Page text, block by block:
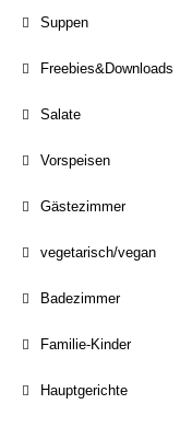
Suppen
Freebies&Downloads
Salate
Vorspeisen
Gästezimmer
vegetarisch/vegan
Badezimmer
Familie-Kinder
Hauptgerichte